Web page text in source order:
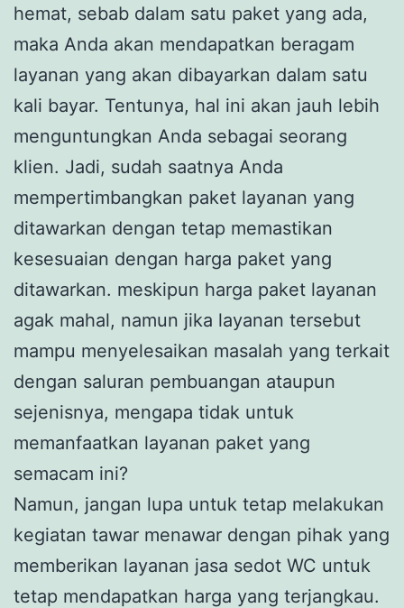
hemat, sebab dalam satu paket yang ada,
maka Anda akan mendapatkan beragam
layanan yang akan dibayarkan dalam satu
kali bayar. Tentunya, hal ini akan jauh lebih
menguntungkan Anda sebagai seorang
klien. Jadi, sudah saatnya Anda
mempertimbangkan paket layanan yang
ditawarkan dengan tetap memastikan
kesesuaian dengan harga paket yang
ditawarkan. meskipun harga paket layanan
agak mahal, namun jika layanan tersebut
mampu menyelesaikan masalah yang terkait
dengan saluran pembuangan ataupun
sejenisnya, mengapa tidak untuk
memanfaatkan layanan paket yang
semacam ini?
Namun, jangan lupa untuk tetap melakukan
kegiatan tawar menawar dengan pihak yang
memberikan layanan jasa sedot WC untuk
tetap mendapatkan harga yang terjangkau.